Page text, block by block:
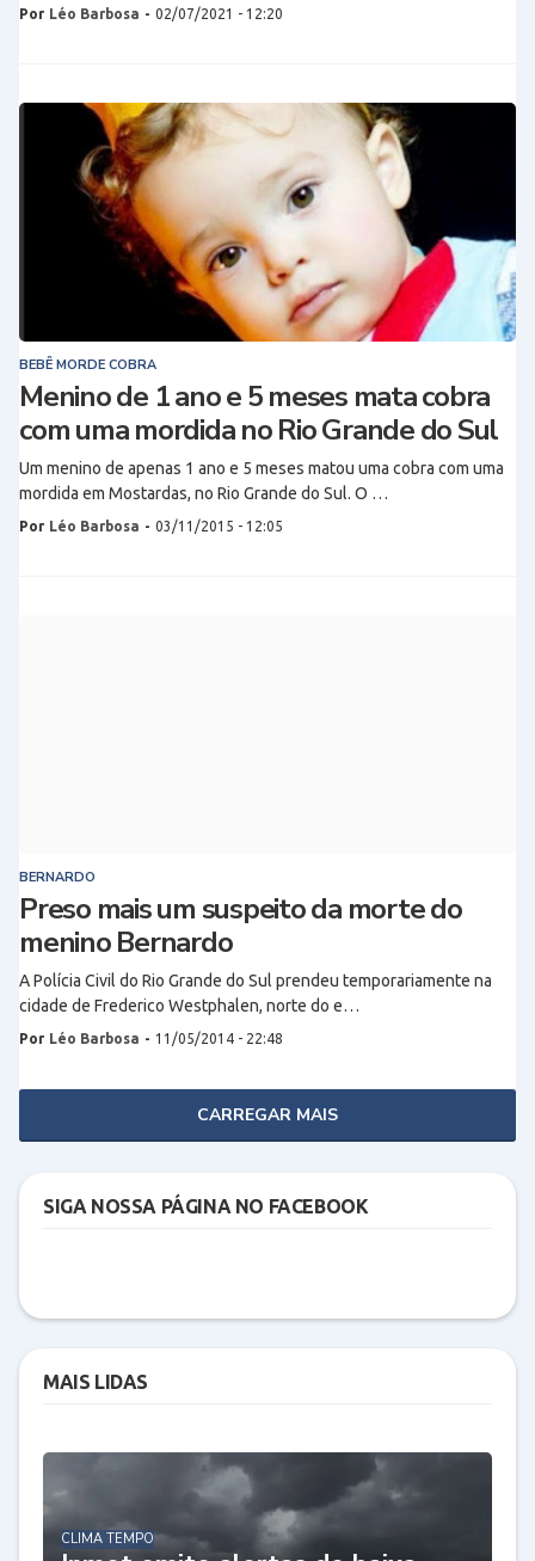
Por Léo Barbosa - 02/07/2021 - 12:20
BEBÊ MORDE COBRA
Menino de 1 ano e 5 meses mata cobra
com uma mordida no Rio Grande do Sul
Um menino de apenas 1 ano e 5 meses matou uma cobra com uma
mordida em Mostardas, no Rio Grande do Sul. O …
Por Léo Barbosa - 03/11/2015 - 12:05
BERNARDO
Preso mais um suspeito da morte do
menino Bernardo
A Polícia Civil do Rio Grande do Sul prendeu temporariamente na
cidade de Frederico Westphalen, norte do e…
Por Léo Barbosa - 11/05/2014 - 22:48
CARREGAR MAIS
SIGA NOSSA PÁGINA NO FACEBOOK
MAIS LIDAS
CLIMA TEMPO